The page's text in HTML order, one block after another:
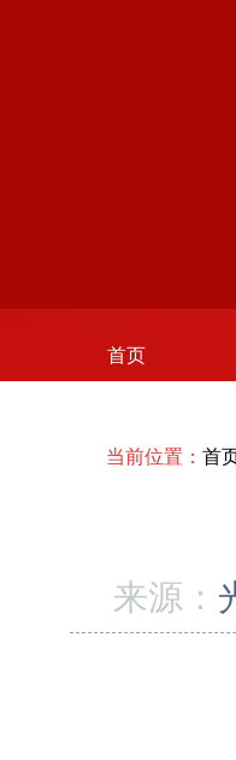
首页
当前位置： 首
来源：